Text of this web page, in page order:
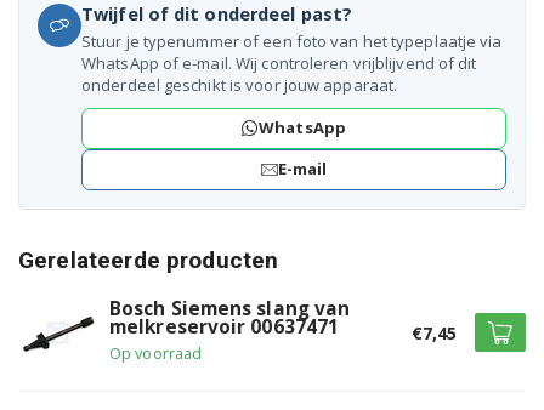
Siemens TI909701HC/03
Siemens TI909801CN/03
Siemens TI915531DE/02
Siemens TI915M89RW/02
Siemens TI917531DE/03
Twijfel of dit onderdeel past?
Stuur je typenummer of een foto van het typeplaatje via
WhatsApp of e-mail. Wij controleren vrijblijvend of dit
onderdeel geschikt is voor jouw apparaat.
WhatsApp
E-mail
Gerelateerde producten
Bosch Siemens slang van
melkreservoir 00637471
Op voorraad
€7,45